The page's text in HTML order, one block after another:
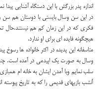
اندازه پدر بزرگش با این دستگاه آشنایی
در این سن وسال بایستی با دوستان هم سن
فکری که در این زمان کم هم نیستند.حال
هیچگونه فایده ای برای او ندارد.
متاسفانه این پدیده در اکثر خانواده ها
وسال به صورت یک اپیدمی در آمده است.
سلب نمایم وبا آمدن ایشان به خانه ام
آنشب بازیهای قدیمی را که به تاریخ پیوسته